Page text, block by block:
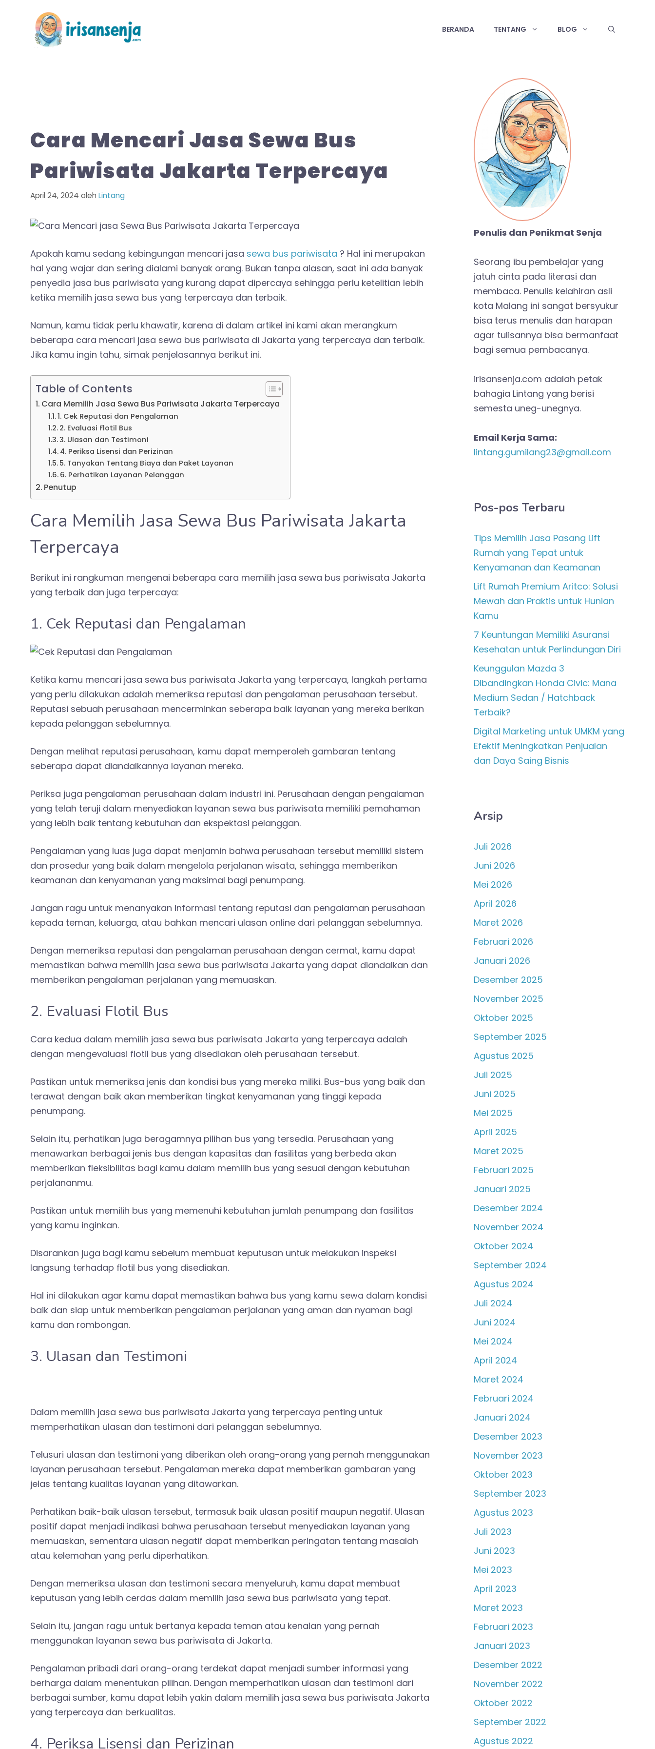
BERANDA TENTANG BLOG
Cara Mencari Jasa Sewa Bus
Pariwisata Jakarta Terpercaya
April 24, 2024 oleh Lintang
Apakah kamu sedang kebingungan mencari jasa sewa bus pariwisata ? Hal ini merupakan
hal yang wajar dan sering dialami banyak orang. Bukan tanpa alasan, saat ini ada banyak
penyedia jasa bus pariwisata yang kurang dapat dipercaya sehingga perlu ketelitian lebih
ketika memilih jasa sewa bus yang terpercaya dan terbaik.
Namun, kamu tidak perlu khawatir, karena di dalam artikel ini kami akan merangkum
beberapa cara mencari jasa sewa bus pariwisata di Jakarta yang terpercaya dan terbaik.
Jika kamu ingin tahu, simak penjelasannya berikut ini.
Table of Contents
Cara Memilih Jasa Sewa Bus Pariwisata Jakarta Terpercaya
1. Cek Reputasi dan Pengalaman
2. Evaluasi Flotil Bus
3. Ulasan dan Testimoni
4. Periksa Lisensi dan Perizinan
5. Tanyakan Tentang Biaya dan Paket Layanan
6. Perhatikan Layanan Pelanggan
Penutup
Cara Memilih Jasa Sewa Bus Pariwisata Jakarta
Terpercaya
Berikut ini rangkuman mengenai beberapa cara memilih jasa sewa bus pariwisata Jakarta
yang terbaik dan juga terpercaya:
1. Cek Reputasi dan Pengalaman
Ketika kamu mencari jasa sewa bus pariwisata Jakarta yang terpercaya, langkah pertama
yang perlu dilakukan adalah memeriksa reputasi dan pengalaman perusahaan tersebut.
Reputasi sebuah perusahaan mencerminkan seberapa baik layanan yang mereka berikan
kepada pelanggan sebelumnya.
Dengan melihat reputasi perusahaan, kamu dapat memperoleh gambaran tentang
seberapa dapat diandalkannya layanan mereka.
Periksa juga pengalaman perusahaan dalam industri ini. Perusahaan dengan pengalaman
yang telah teruji dalam menyediakan layanan sewa bus pariwisata memiliki pemahaman
yang lebih baik tentang kebutuhan dan ekspektasi pelanggan.
Pengalaman yang luas juga dapat menjamin bahwa perusahaan tersebut memiliki sistem
dan prosedur yang baik dalam mengelola perjalanan wisata, sehingga memberikan
keamanan dan kenyamanan yang maksimal bagi penumpang.
Jangan ragu untuk menanyakan informasi tentang reputasi dan pengalaman perusahaan
kepada teman, keluarga, atau bahkan mencari ulasan online dari pelanggan sebelumnya.
Dengan memeriksa reputasi dan pengalaman perusahaan dengan cermat, kamu dapat
memastikan bahwa memilih jasa sewa bus pariwisata Jakarta yang dapat diandalkan dan
memberikan pengalaman perjalanan yang memuaskan.
2. Evaluasi Flotil Bus
Cara kedua dalam memilih jasa sewa bus pariwisata Jakarta yang terpercaya adalah
dengan mengevaluasi flotil bus yang disediakan oleh perusahaan tersebut.
Pastikan untuk memeriksa jenis dan kondisi bus yang mereka miliki. Bus-bus yang baik dan
terawat dengan baik akan memberikan tingkat kenyamanan yang tinggi kepada
penumpang.
Selain itu, perhatikan juga beragamnya pilihan bus yang tersedia. Perusahaan yang
menawarkan berbagai jenis bus dengan kapasitas dan fasilitas yang berbeda akan
memberikan fleksibilitas bagi kamu dalam memilih bus yang sesuai dengan kebutuhan
perjalananmu.
Pastikan untuk memilih bus yang memenuhi kebutuhan jumlah penumpang dan fasilitas
yang kamu inginkan.
Disarankan juga bagi kamu sebelum membuat keputusan untuk melakukan inspeksi
langsung terhadap flotil bus yang disediakan.
Hal ini dilakukan agar kamu dapat memastikan bahwa bus yang kamu sewa dalam kondisi
baik dan siap untuk memberikan pengalaman perjalanan yang aman dan nyaman bagi
kamu dan rombongan.
3. Ulasan dan Testimoni
Dalam memilih jasa sewa bus pariwisata Jakarta yang terpercaya penting untuk
memperhatikan ulasan dan testimoni dari pelanggan sebelumnya.
Telusuri ulasan dan testimoni yang diberikan oleh orang-orang yang pernah menggunakan
layanan perusahaan tersebut. Pengalaman mereka dapat memberikan gambaran yang
jelas tentang kualitas layanan yang ditawarkan.
Perhatikan baik-baik ulasan tersebut, termasuk baik ulasan positif maupun negatif. Ulasan
positif dapat menjadi indikasi bahwa perusahaan tersebut menyediakan layanan yang
memuaskan, sementara ulasan negatif dapat memberikan peringatan tentang masalah
atau kelemahan yang perlu diperhatikan.
Dengan memeriksa ulasan dan testimoni secara menyeluruh, kamu dapat membuat
keputusan yang lebih cerdas dalam memilih jasa sewa bus pariwisata yang tepat.
Selain itu, jangan ragu untuk bertanya kepada teman atau kenalan yang pernah
menggunakan layanan sewa bus pariwisata di Jakarta.
Pengalaman pribadi dari orang-orang terdekat dapat menjadi sumber informasi yang
berharga dalam menentukan pilihan. Dengan memperhatikan ulasan dan testimoni dari
berbagai sumber, kamu dapat lebih yakin dalam memilih jasa sewa bus pariwisata Jakarta
yang terpercaya dan berkualitas.
4. Periksa Lisensi dan Perizinan
Penulis dan Penikmat Senja
Seorang ibu pembelajar yang
jatuh cinta pada literasi dan
membaca. Penulis kelahiran asli
kota Malang ini sangat bersyukur
bisa terus menulis dan harapan
agar tulisannya bisa bermanfaat
bagi semua pembacanya.
irisansenja.com adalah petak
bahagia Lintang yang berisi
semesta uneg-unegnya.
Email Kerja Sama:
lintang.gumilang23@gmail.com
Pos-pos Terbaru
Tips Memilih Jasa Pasang Lift
Rumah yang Tepat untuk
Kenyamanan dan Keamanan
Lift Rumah Premium Aritco: Solusi
Mewah dan Praktis untuk Hunian
Kamu
7 Keuntungan Memiliki Asuransi
Kesehatan untuk Perlindungan Diri
Keunggulan Mazda 3
Dibandingkan Honda Civic: Mana
Medium Sedan / Hatchback
Terbaik?
Digital Marketing untuk UMKM yang
Efektif Meningkatkan Penjualan
dan Daya Saing Bisnis
Arsip
Juli 2026
Juni 2026
Mei 2026
April 2026
Maret 2026
Februari 2026
Januari 2026
Desember 2025
November 2025
Oktober 2025
September 2025
Agustus 2025
Juli 2025
Juni 2025
Mei 2025
April 2025
Maret 2025
Februari 2025
Januari 2025
Desember 2024
November 2024
Oktober 2024
September 2024
Agustus 2024
Juli 2024
Juni 2024
Mei 2024
April 2024
Maret 2024
Februari 2024
Januari 2024
Desember 2023
November 2023
Oktober 2023
September 2023
Agustus 2023
Juli 2023
Juni 2023
Mei 2023
April 2023
Maret 2023
Februari 2023
Januari 2023
Desember 2022
November 2022
Oktober 2022
September 2022
Agustus 2022